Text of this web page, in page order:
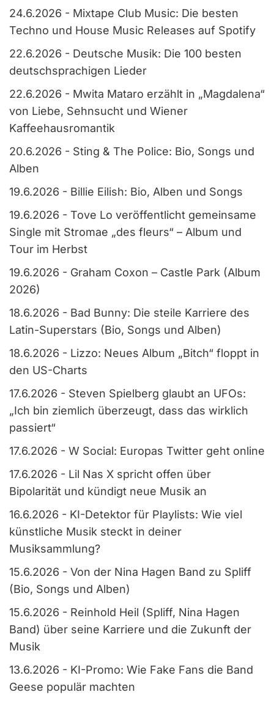
24.6.2026 - Mixtape Club Music: Die besten
Techno und House Music Releases auf Spotify
22.6.2026 - Deutsche Musik: Die 100 besten
deutschsprachigen Lieder
22.6.2026 - Mwita Mataro erzählt in „Magdalena“
von Liebe, Sehnsucht und Wiener
Kaffeehausromantik
20.6.2026 - Sting & The Police: Bio, Songs und
Alben
19.6.2026 - Billie Eilish: Bio, Alben und Songs
19.6.2026 - Tove Lo veröffentlicht gemeinsame
Single mit Stromae „des fleurs“ – Album und
Tour im Herbst
19.6.2026 - Graham Coxon – Castle Park (Album
2026)
18.6.2026 - Bad Bunny: Die steile Karriere des
Latin-Superstars (Bio, Songs und Alben)
18.6.2026 - Lizzo: Neues Album „Bitch“ floppt in
den US-Charts
17.6.2026 - Steven Spielberg glaubt an UFOs:
„Ich bin ziemlich überzeugt, dass das wirklich
passiert“
17.6.2026 - W Social: Europas Twitter geht online
17.6.2026 - Lil Nas X spricht offen über
Bipolarität und kündigt neue Musik an
16.6.2026 - KI-Detektor für Playlists: Wie viel
künstliche Musik steckt in deiner
Musiksammlung?
15.6.2026 - Von der Nina Hagen Band zu Spliff
(Bio, Songs und Alben)
15.6.2026 - Reinhold Heil (Spliff, Nina Hagen
Band) über seine Karriere und die Zukunft der
Musik
13.6.2026 - KI-Promo: Wie Fake Fans die Band
Geese populär machten